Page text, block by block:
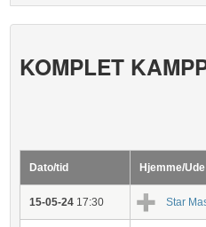
KOMPLET
Dato/tid Hjemme/Ude
15-05-24 17:30 Star